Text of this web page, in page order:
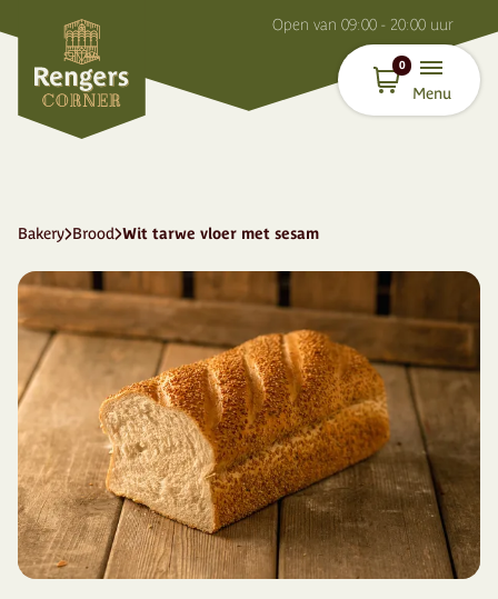
Open van 09:00 - 20:00 uur
0
Menu
Bakery Brood Wit tarwe vloer met sesam